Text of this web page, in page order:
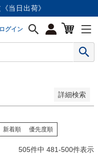
当日出荷》
ログイン
詳細検索
新着順 優先度順
505件中 481-500件表示